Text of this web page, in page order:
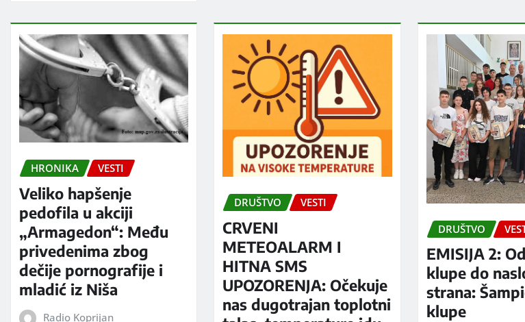
HRONIKA VESTI
Veliko hapšenje
pedofila u akciji
„Armagedon“: Među
privedenima zbog
dečije pornografije i
mladić iz Niša
Radio Koprijan
DRUŠTVO VESTI
CRVENI
METEOALARM I
HITNA SMS
UPOZORENJA: Očekuje
nas dugotrajan toplotni
DRUŠTVO
EMISIJA 2:
klupe do
strana:
klupe